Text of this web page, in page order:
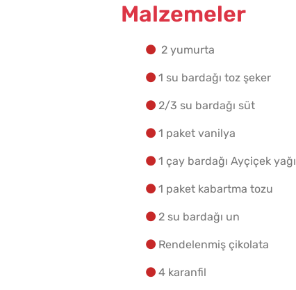
Malzemeler
2 yumurta
1 su bardağı toz şeker
2/3 su bardağı süt
1 paket vanilya
1 çay bardağı Ayçiçek yağı
1 paket kabartma tozu
2 su bardağı un
Rendelenmiş çikolata
4 karanfil